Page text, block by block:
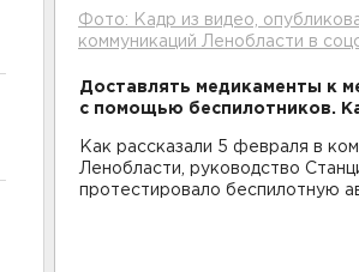
Фото: Кадр из видео,
коммуникаций Ленобласти в
Доставлять медикаменты к
с помощью беспилотников.
Как рассказали 5 февраля в
Ленобласти, руководство
протестировало беспилотную